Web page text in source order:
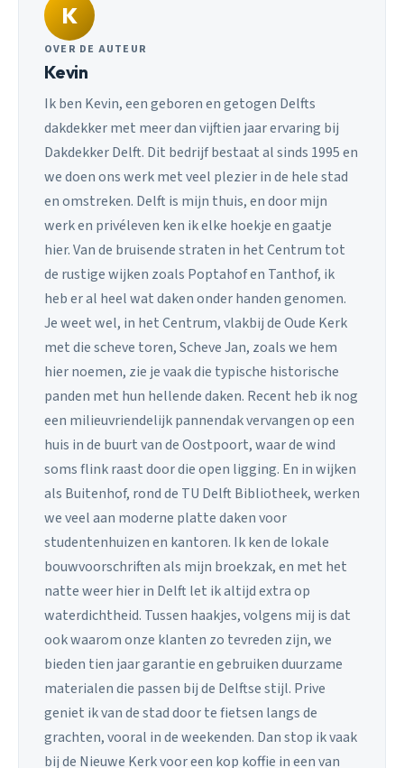
K
OVER DE AUTEUR
Kevin
Ik ben Kevin, een geboren en getogen Delfts
dakdekker met meer dan vijftien jaar ervaring bij
Dakdekker Delft. Dit bedrijf bestaat al sinds 1995 en
we doen ons werk met veel plezier in de hele stad
en omstreken. Delft is mijn thuis, en door mijn
werk en privéleven ken ik elke hoekje en gaatje
hier. Van de bruisende straten in het Centrum tot
de rustige wijken zoals Poptahof en Tanthof, ik
heb er al heel wat daken onder handen genomen.
Je weet wel, in het Centrum, vlakbij de Oude Kerk
met die scheve toren, Scheve Jan, zoals we hem
hier noemen, zie je vaak die typische historische
panden met hun hellende daken. Recent heb ik nog
een milieuvriendelijk pannendak vervangen op een
huis in de buurt van de Oostpoort, waar de wind
soms flink raast door die open ligging. En in wijken
als Buitenhof, rond de TU Delft Bibliotheek, werken
we veel aan moderne platte daken voor
studentenhuizen en kantoren. Ik ken de lokale
bouwvoorschriften als mijn broekzak, en met het
natte weer hier in Delft let ik altijd extra op
waterdichtheid. Tussen haakjes, volgens mij is dat
ook waarom onze klanten zo tevreden zijn, we
bieden tien jaar garantie en gebruiken duurzame
materialen die passen bij de Delftse stijl. Prive
geniet ik van de stad door te fietsen langs de
grachten, vooral in de weekenden. Dan stop ik vaak
bij de Nieuwe Kerk voor een kop koffie in een van